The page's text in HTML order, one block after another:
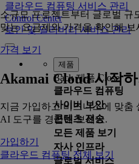
클라우드 컴퓨팅 서비스 관리
Control Center
보안 및 딜리버리 서비스 관리
제품
Back 제품 Close
클라우드 컴퓨팅
사이버 보안
콘텐츠 전송
모든 제품 보기
자사 인프라
글로벌 서비스
소규모 프로젝트부터 글로벌 규
맞는 요금제와 가격을 확인해 보
가격 보기
Akamai Cloud 시작하
지금 가입하고 비즈니스에 맞춤
AI 도구를 경험해 보세요.
가입하기
클라우드 컴퓨팅 전체 보기